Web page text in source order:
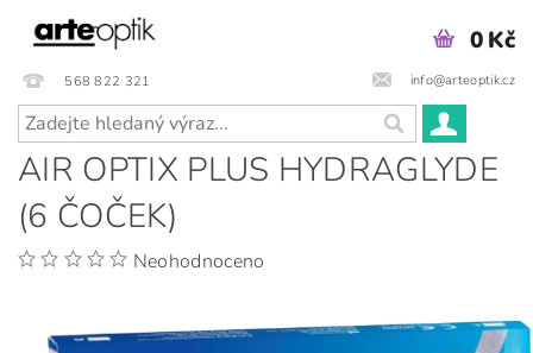
568 822 321 info@arteoptik.cz
0 Kč
AIR OPTIX PLUS HYDRAGLYDE
(6 ČOČEK)
Neohodnoceno